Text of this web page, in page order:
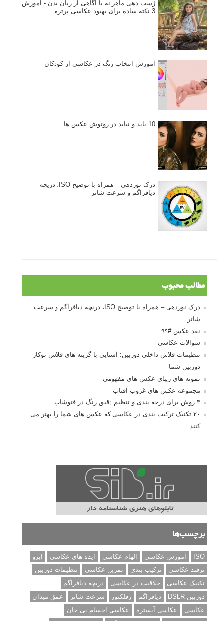
ژست دهی ماهرانه با آگاهی از زبان بدن - آموزش
3 نکته ساده برای بهبود عکاسی پرتره
آموزش انتخاب رنگ در عکاسی از کودکان
10 باید و نباید در روتوش عکس ها
درک نوردهی – همراه با توضیح ISO، دریچه
دیافراگم و سرعت شاتر
مطالب محبوب
درک نوردهی – همراه با توضیح ISO، دریچه دیافراگم و سرعت
شاتر
نقد عکس #۹۹
سوالات عکاسی
تنظیمات فلاش داخلی دوربین: آشنایی با گزینه های فلاش توکار
دوربین شما
نمونه های زیبای عکس های مفهومی
مجموعه عکس های غروب آفتاب
۳ روش برای درجه بندی و تنظیم دقیق رنگ در فتوشاپ
۲۰ تکنیک ترکیب بندی در عکاسی که عکس های شما را بهتر می
کنند
برچسب‌ها
ISO آموزش عکاسی الهام عکاسی ایده های عکاسی
ایزو
ترفند عکاسی
ترکیب بندی تمرین عکاسی
تنظیمات دوربین
تکنیک عکاسی
خلاقیت در عکاسی
دریچه دیافراگم
دوربین DSLR
دیافراگم رفلکتور سرعت شاتر
عمق میدان
عکاسی
عکاسی آبستره
عکاسی اجسام بی جان